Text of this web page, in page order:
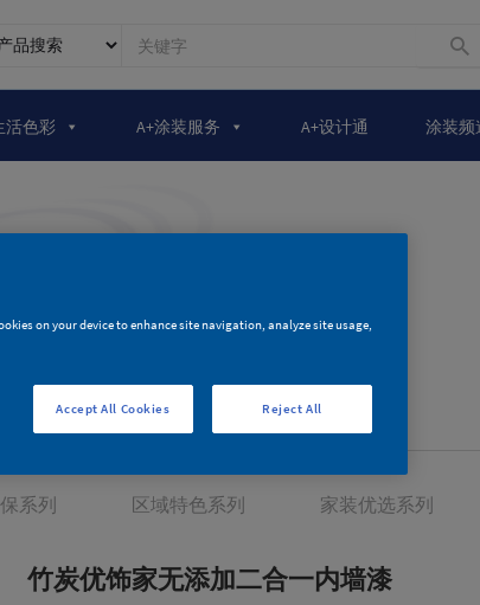
活色彩 A+涂装服务 A+设计通 涂装频
品质生活而生
辅料产品
系列 区域特色系列 家装优选系列
竹炭优饰家无添加二合一内墙漆
on your device to enhance site navigation, analyze site usage,
Reject All
Accept All Cookies